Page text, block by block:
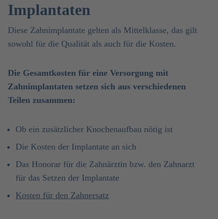
Implantaten
Diese Zahnimplantate gelten als Mittelklasse, das gilt
sowohl für die Qualität als auch für die Kosten.
Die Gesamtkosten für eine Versorgung mit
Zahnimplantaten setzen sich aus verschiedenen
Teilen zusammen:
Ob ein zusätzlicher Knochenaufbau nötig ist
Die Kosten der Implantate an sich
Das Honorar für die Zahnärztin bzw. den Zahnarzt
für das Setzen der Implantate
Kosten für den Zahnersatz